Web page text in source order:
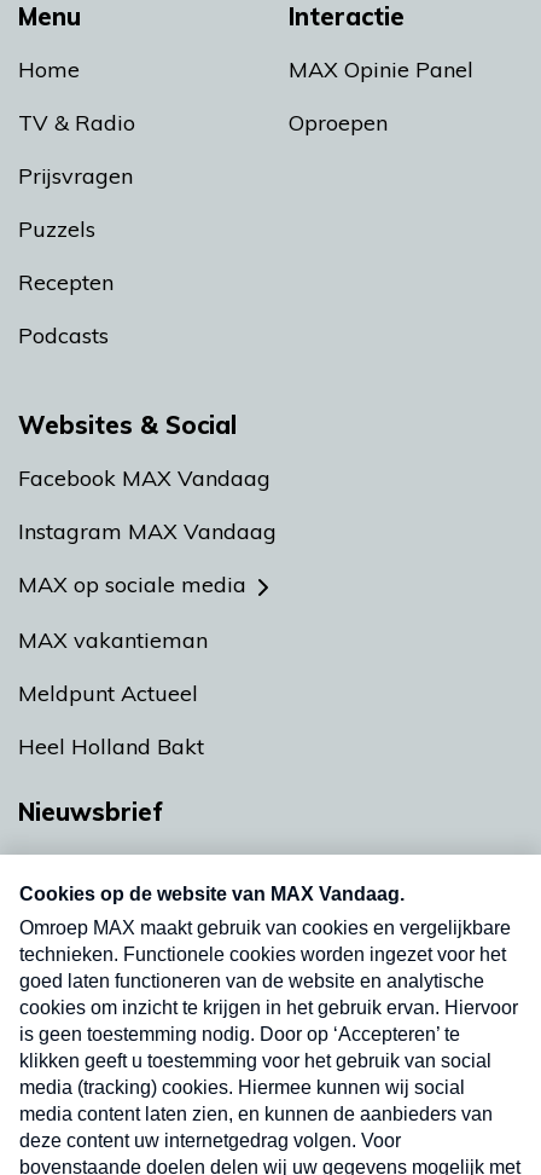
Menu
Home
TV & Radio
Prijsvragen
Puzzels
Recepten
Podcasts
Interactie
MAX Opinie Panel
Oproepen
Websites & Social
Facebook MAX Vandaag
Instagram MAX Vandaag
MAX op sociale media
MAX vakantieman
Meldpunt Actueel
Heel Holland Bakt
Nieuwsbrief
nieuwsbrief. Elke vrijdag- en dinsdagochtend in
uw mailbox.
Verzend